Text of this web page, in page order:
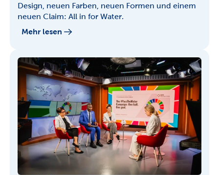
Design, neuen Farben, neuen Formen und einem
neuen Claim: All in for Water.
Mehr lesen